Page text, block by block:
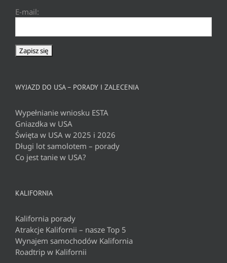
E-mail:
WYJAZD DO USA – PORADY I ZALECENIA
Wypełnianie wniosku ESTA
Gniazdka w USA
Święta w USA w 2025 i 2026
Długi lot samolotem – porady
Co jest tanie w USA?
KALIFORNIA
Kalifornia porady
Atrakcje Kalifornii – nasze Top 5
Wynajem samochodów Kalifornia
Roadtrip w Kalifornii